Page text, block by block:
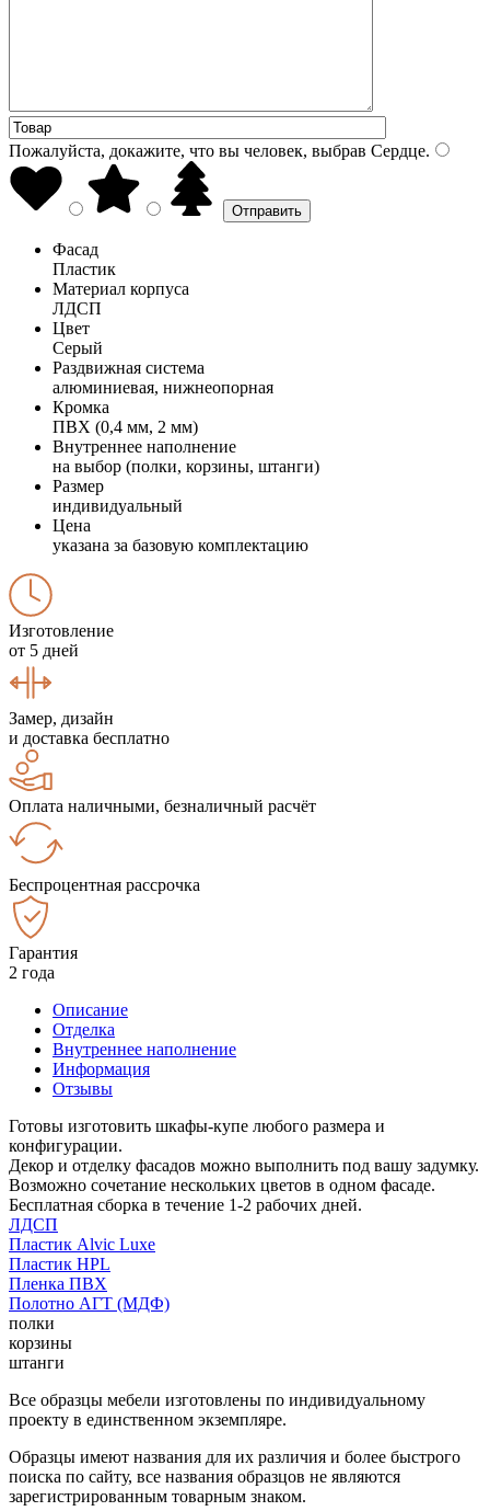
Пожалуйста, докажите, что вы человек, выбрав Сердце.
Фасад
Пластик
Материал корпуса
ЛДСП
Цвет
Серый
Раздвижная система
алюминиевая, нижнеопорная
Кромка
ПВХ (0,4 мм, 2 мм)
Внутреннее наполнение
на выбор (полки, корзины, штанги)
Размер
индивидуальный
Цена
указана за базовую комплектацию
Изготовление
от 5 дней
Замер, дизайн
и доставка бесплатно
Оплата наличными, безналичный расчёт
Беспроцентная рассрочка
Гарантия
2 года
Описание
Отделка
Внутреннее наполнение
Информация
Отзывы
Готовы изготовить шкафы-купе любого размера и
конфигурации.
Декор и отделку фасадов можно выполнить под вашу задумку.
Возможно сочетание нескольких цветов в одном фасаде.
Бесплатная сборка в течение 1-2 рабочих дней.
ЛДСП
Пластик Alvic Luxe
Пластик HPL
Пленка ПВХ
Полотно АГТ (МДФ)
полки
корзины
штанги
Все образцы мебели изготовлены по индивидуальному
проекту в единственном экземпляре.
Образцы имеют названия для их различия и более быстрого
поиска по сайту, все названия образцов не являются
зарегистрированным товарным знаком.